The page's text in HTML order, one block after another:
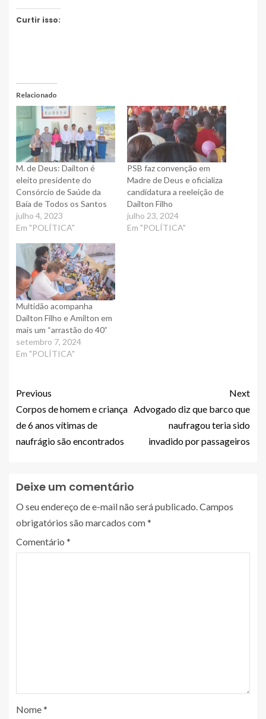
Curtir isso:
Relacionado
M. de Deus: Dailton é
eleito presidente do
Consórcio de Saúde da
Baía de Todos os Santos
julho 4, 2023
Em "POLÍTICA"
PSB faz convenção em
Madre de Deus e oficializa
candidatura a reeleição de
Dailton Filho
julho 23, 2024
Em "POLÍTICA"
Multidão acompanha
Dailton Filho e Amilton em
mais um “arrastão do 40”
setembro 7, 2024
Em "POLÍTICA"
Previous
Corpos de homem e criança
de 6 anos vítimas de
naufrágio são encontrados
Next
Advogado diz que barco que
naufragou teria sido
invadido por passageiros
Deixe um comentário
O seu endereço de e-mail não será publicado. Campos
obrigatórios são marcados com*
Comentário *
Nome*